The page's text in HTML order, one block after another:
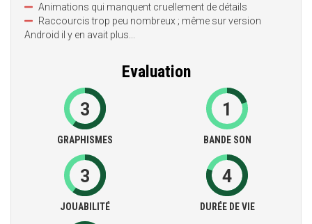
Animations qui manquent cruellement de détails
Raccourcis trop peu nombreux ; même sur version
Android il y en avait plus...
Evaluation
3
GRAPHISMES
1
BANDE SON
3
JOUABILITÉ
4
DURÉE DE VIE